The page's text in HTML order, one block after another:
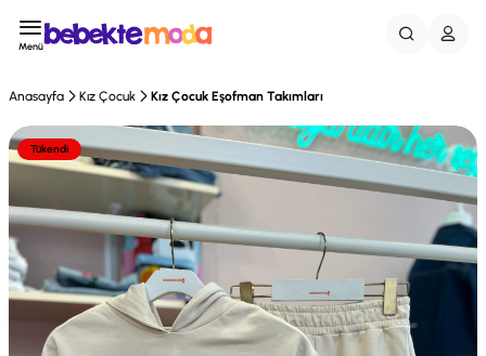
Menü
Anasayfa Kız Çocuk Kız Çocuk Eşofman Takımları
Tükendi